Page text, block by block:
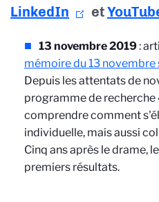
LinkedIn
et
13 novembre 2019:
mémoire du 13 novembre
Depuis les attentats de
programme de recherche
comprendre comment
individuelle, mais aussi
Cinq ans après le drame,
premiers résultats.